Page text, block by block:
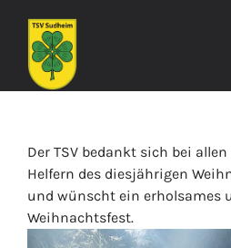
Inhalt
springen
Der TSV bedankt sich bei
Helfern des diesjährigen
und wünscht ein erholsames
Weihnachtsfest.